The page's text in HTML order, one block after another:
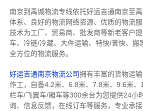
南京到禹城物流专线依托好运吉通南京至
体系、良好的物流网络资源、优质的物流
技术为工厂、贸易商、批发商等新老客户
车、冷链/冷藏、大件运输、特快/普快、搬
全方位的物流服务。
好运吉通南京物流公司拥有丰富的货物运
作工，自备4.2米、6.8米、7.8米、9.6米
栏车/飞翼车/厢车等300余台为您提供24小
询、信息反馈，在线订车等服务， 专业承